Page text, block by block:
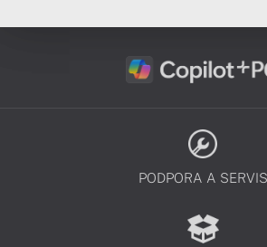
PODPORA A SERVIS